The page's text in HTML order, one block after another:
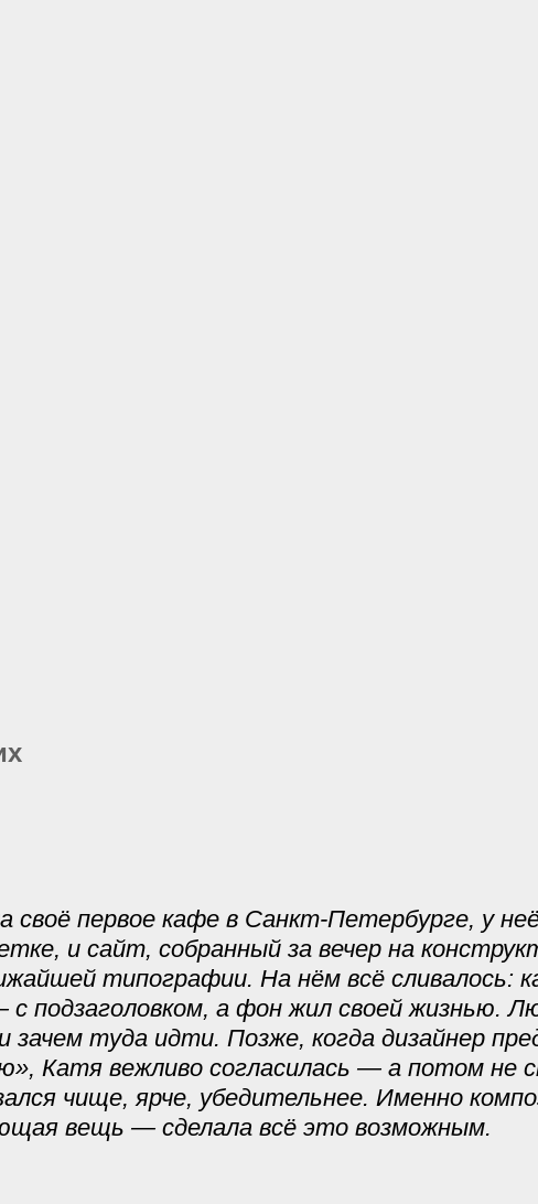
своё первое кафе в Санкт-Петербурге, у
и сайт, собранный за вечер на
типографии. На нём всё сливалось:
подзаголовком, а фон жил своей жизнью.
зачем туда идти. Позже, когда дизайнер
Катя вежливо согласилась — а потом не
чище, ярче, убедительнее. Именно
вещь — сделала всё это возможным.